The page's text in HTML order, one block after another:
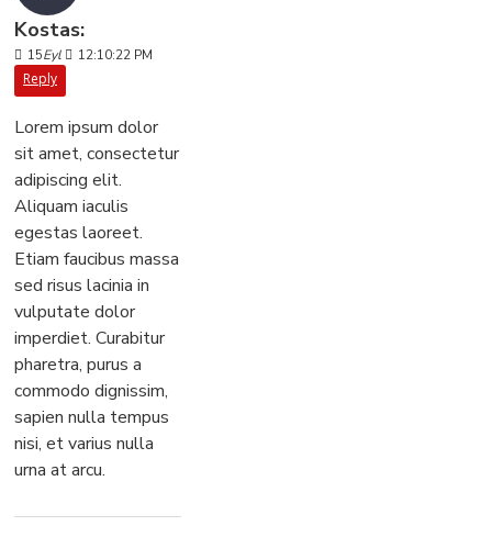
Kostas:
15Eyl 12:10:22 PM
Reply
Lorem ipsum dolor
sit amet, consectetur
adipiscing elit.
Aliquam iaculis
egestas laoreet.
Etiam faucibus massa
sed risus lacinia in
vulputate dolor
imperdiet. Curabitur
pharetra, purus a
commodo dignissim,
sapien nulla tempus
nisi, et varius nulla
urna at arcu.